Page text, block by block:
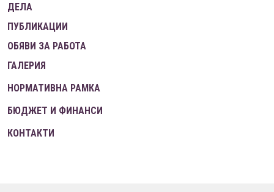
ДЕЛА
ПУБЛИКАЦИИ
ОБЯВИ ЗА РАБОТА
ГАЛЕРИЯ
НОРМАТИВНА РАМКА
БЮДЖЕТ И ФИНАНСИ
КОНТАКТИ